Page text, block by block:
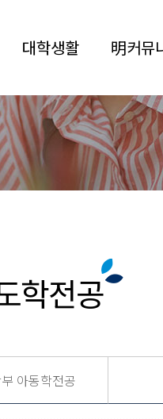
대학생활 明커뮤
학전공
아동학전공